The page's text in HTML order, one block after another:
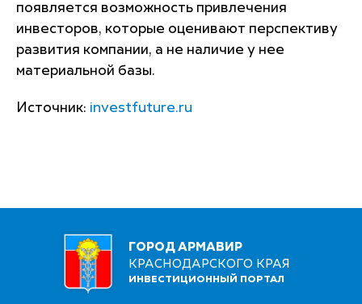
появляется возможность привлечения
инвесторов, которые оценивают перспективу
развития компании, а не наличие у нее
материальной базы.
Источник: investfuture.ru
ГОРОД АРМАВИР
КРАСНОДАРСКОГО КРАЯ
ИНВЕСТИЦИОННЫЙ ПОРТАЛ